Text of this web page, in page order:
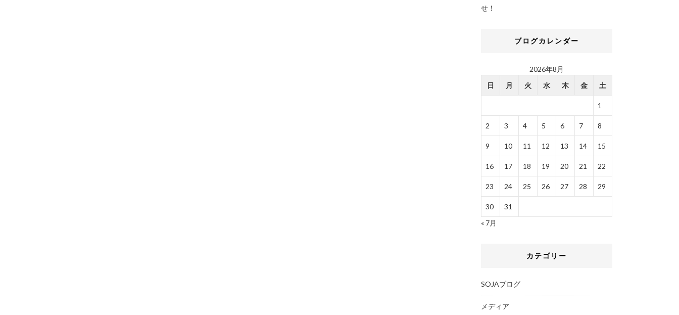
せ！
ブログカレンダー
2026年8月
日
月 火 水 木 金 土
1
2 3 4 5 6 7 8
9 10 11 12 13 14 15
16 17 18 19 20 21 22
23 24 25 26 27 28 29
30
31
« 7月
カテゴリー
SOJAブログ
メディア